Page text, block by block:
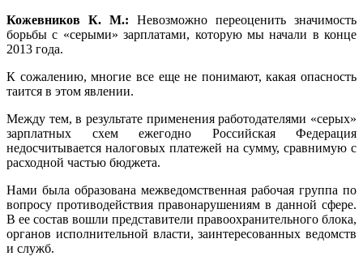
Кожевников К. М.: Невозможно переоценить значимость
борьбы с «серыми» зарплатами, которую мы начали в конце
2013 года.
К сожалению, многие все еще не понимают, какая опасность
таится в этом явлении.
Между тем, в результате применения работодателями «серых»
зарплатных схем ежегодно Российская Федерация
недосчитывается налоговых платежей на сумму, сравнимую с
расходной частью бюджета.
Нами была образована межведомственная рабочая группа по
вопросу противодействия правонарушениям в данной сфере.
В ее состав вошли представители правоохранительного блока,
органов исполнительной власти, заинтересованных ведомств
и служб.